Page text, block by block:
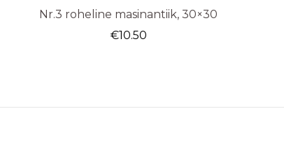
Nr.3 roheline masinantiik, 30×30
€10.50